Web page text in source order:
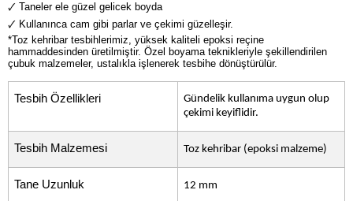
🗸 Taneler ele güzel gelicek boyda
🗸 Kullanınca cam gibi parlar ve çekimi güzelleşir.
*Toz kehribar tesbihlerimiz, yüksek kaliteli epoksi reçine
hammaddesinden üretilmiştir. Özel boyama teknikleriyle şekillendirilen
çubuk malzemeler, ustalıkla işlenerek tesbihe dönüştürülür.
Tesbih Özellikleri
Gündelik kullanıma uygun olup
çekimi keyiflidir.
Tesbih Malzemesi Toz kehribar (epoksi malzeme)
Tane Uzunluk 12 mm